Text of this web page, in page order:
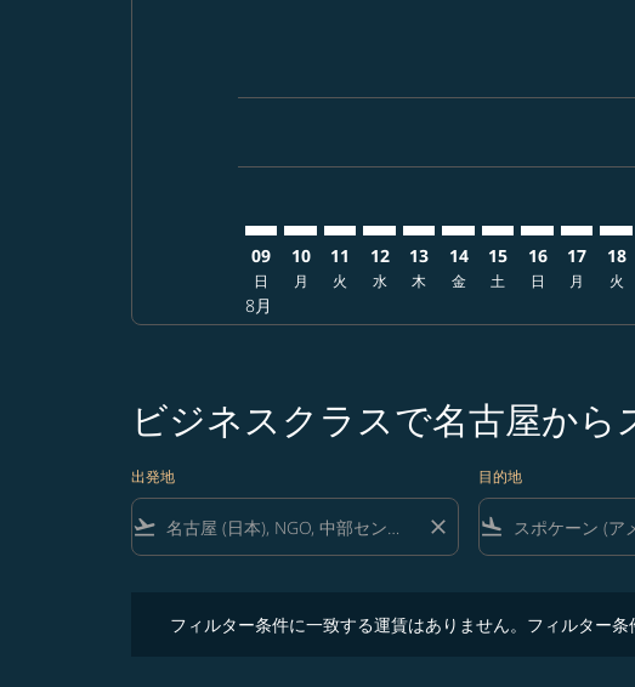
09
日
8月
10
月
11
火
12
水
13
木
14
金
15
土
16
日
17
月
18
火
ビジネスクラスで名古屋から
出発地
flight_takeoff close
目的地
flight_land
フィルター条件に一致する運賃はありません。フィルター条